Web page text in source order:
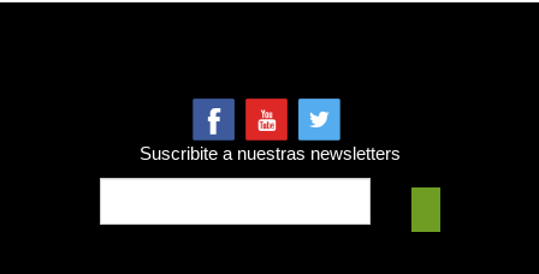
Suscribite a nuestras newsletters